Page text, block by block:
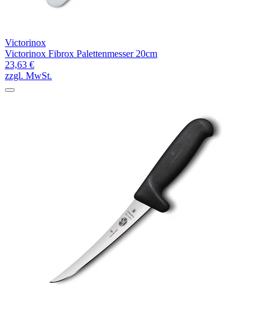
Victorinox
Victorinox Fibrox Palettenmesser 20cm
23,63 €
zzgl. MwSt.